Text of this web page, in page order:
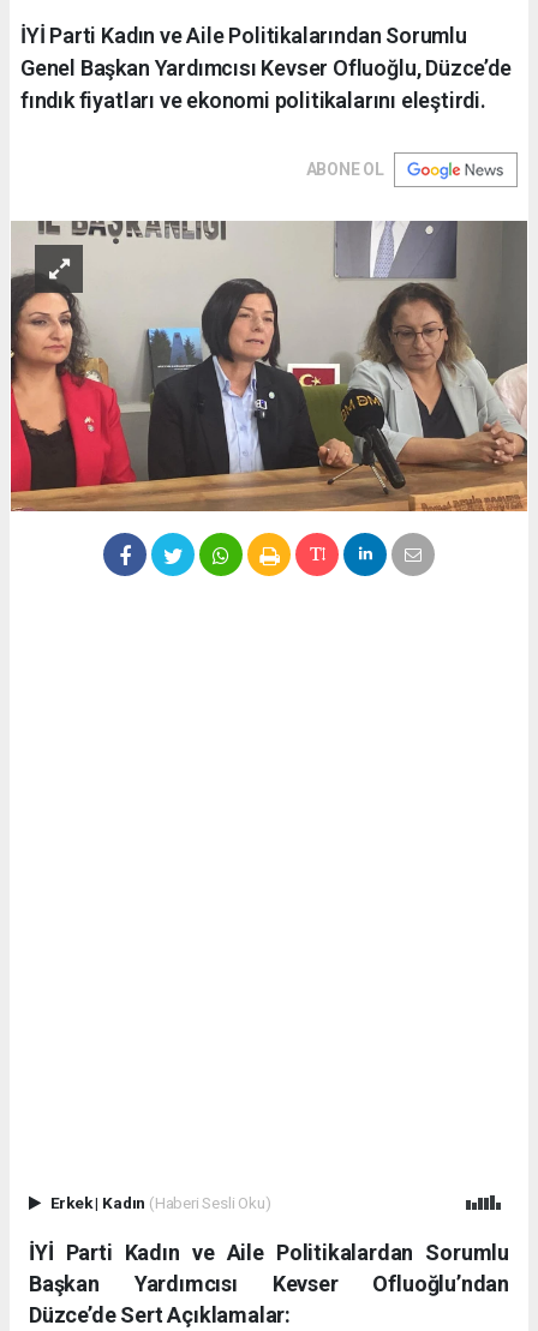
İYİ Parti Kadın ve Aile Politikalarından Sorumlu
Genel Başkan Yardımcısı Kevser Ofluoğlu, Düzce’de
fındık fiyatları ve ekonomi politikalarını eleştirdi.
ABONE OL
Erkek| Kadın (Haberi Sesli Oku)
İYİ Parti Kadın ve Aile Politikalardan Sorumlu
Başkan Yardımcısı Kevser Ofluoğlu’ndan
Düzce’de Sert Açıklamalar: